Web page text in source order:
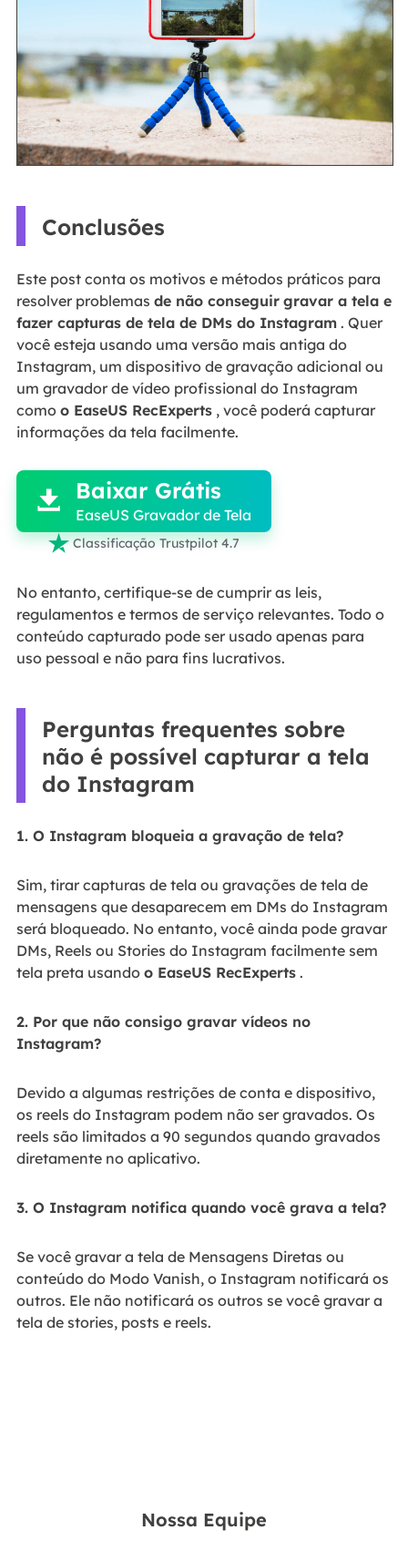
Conclusões
Este post conta os motivos e métodos práticos para
resolver problemas de não conseguir gravar a tela e
fazer capturas de tela de DMs do Instagram. Quer
você esteja usando uma versão mais antiga do
Instagram, um dispositivo de gravação adicional ou
um gravador de vídeo profissional do Instagram
como o EaseUS RecExperts, você poderá capturar
informações da tela facilmente.

 Baixar Grátis
EaseUS Gravador de Tela
 Classificação Trustpilot 4.7
No entanto, certifique-se de cumprir as leis,
regulamentos e termos de serviço relevantes. Todo o
conteúdo capturado pode ser usado apenas para
uso pessoal e não para fins lucrativos.
Perguntas frequentes sobre
não é possível capturar a tela
do Instagram
1. O Instagram bloqueia a gravação de tela?
Sim, tirar capturas de tela ou gravações de tela de
mensagens que desaparecem em DMs do Instagram
será bloqueado. No entanto, você ainda pode gravar
DMs, Reels ou Stories do Instagram facilmente sem
tela preta usando o EaseUS RecExperts.
2. Por que não consigo gravar vídeos no
Instagram?
Devido a algumas restrições de conta e dispositivo,
os reels do Instagram podem não ser gravados. Os
reels são limitados a 90 segundos quando gravados
diretamente no aplicativo.
3. O Instagram notifica quando você grava a tela?
Se você gravar a tela de Mensagens Diretas ou
conteúdo do Modo Vanish, o Instagram notificará os
outros. Ele não notificará os outros se você gravar a
tela de stories, posts e reels.
Nossa Equipe